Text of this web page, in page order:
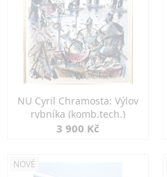
NU Cyril Chramosta: Výlov
rybníka (komb.tech.)
3 900 Kč
NOVÉ